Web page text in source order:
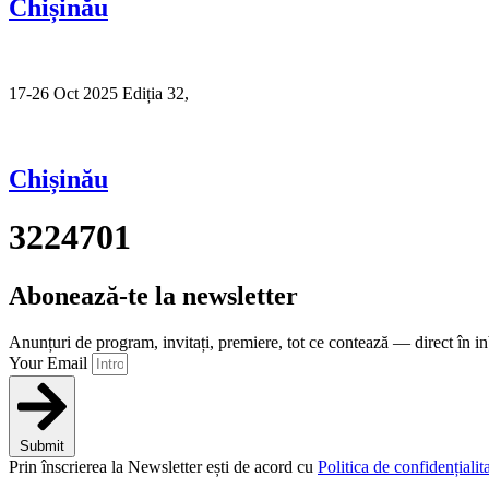
Chișinău
17-26 Oct 2025 Ediția 32,
Chișinău
3224701
Abonează-te la newsletter
Anunțuri de program, invitați, premiere, tot ce contează — direct în
Your Email
Submit
Prin înscrierea la Newsletter ești de acord cu Politica de